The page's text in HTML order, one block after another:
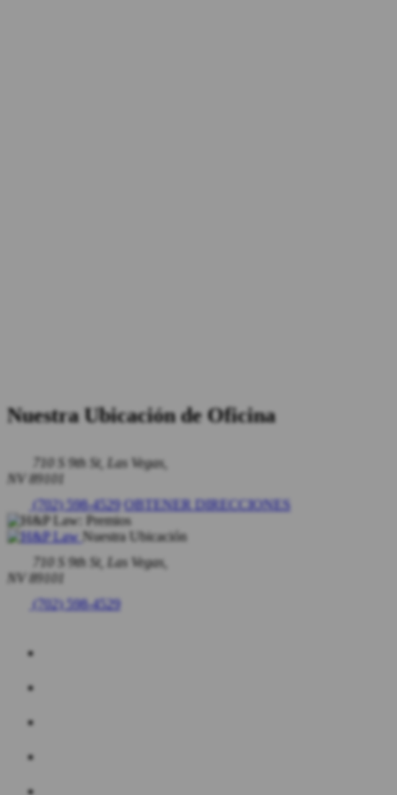
Nuestra Ubicación de Oficina
710 S 9th St, Las Vegas,
NV 89101
(702) 598-4529 OBTENER DIRECCIONES
Nuestra Ubicación
710 S 9th St, Las Vegas,
NV 89101
(702) 598-4529